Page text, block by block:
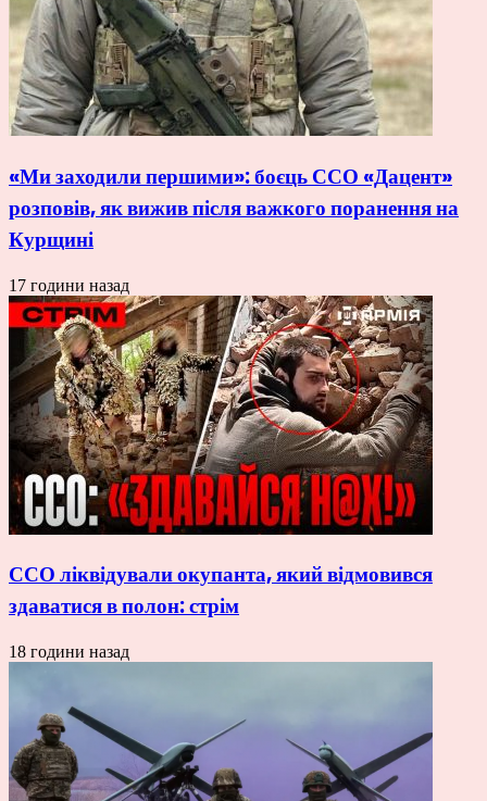
«Ми заходили першими»: боєць ССО «Дацент»
розповів, як вижив після важкого поранення на
Курщині
17 години назад
ССО ліквідували окупанта, який відмовився
здаватися в полон: стрім
18 години назад